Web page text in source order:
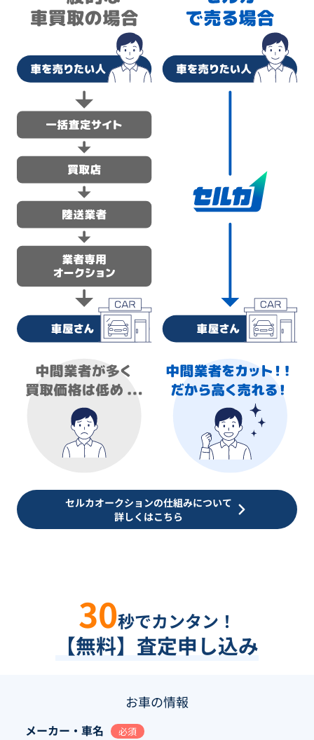
セルカオークションの仕組みについて
詳しくはこちら
30秒でカンタン！
【無料】査定申し込み
お車の情報
メーカー・車名 必須